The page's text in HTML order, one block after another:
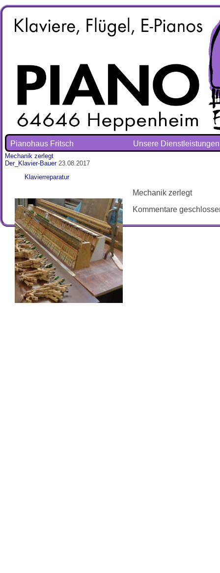
Pianohaus Fritsch Unsere Dienstleistungen
Mechanik zerlegt
Der_Klavier-Bauer23.08.2017
Klavierreparatur
Mechanik zerlegt
Kommentare